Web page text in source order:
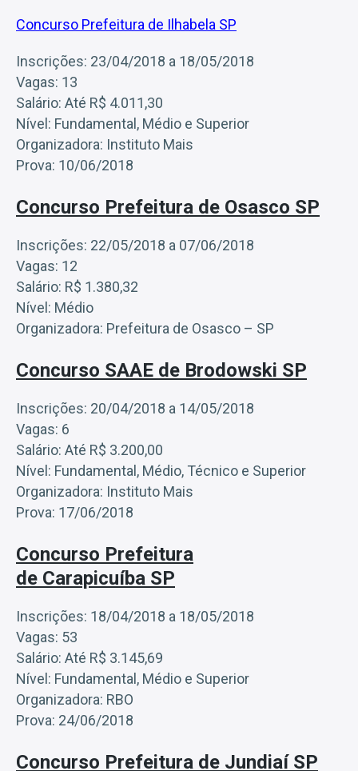
Concurso Prefeitura de Ilhabela SP
Inscrições: 23/04/2018 a 18/05/2018
Vagas: 13
Salário: Até R$ 4.011,30
Nível: Fundamental, Médio e Superior
Organizadora: Instituto Mais
Prova: 10/06/2018
Concurso Prefeitura de Osasco SP
Inscrições: 22/05/2018 a 07/06/2018
Vagas: 12
Salário: R$ 1.380,32
Nível: Médio
Organizadora: Prefeitura de Osasco – SP
Concurso SAAE de Brodowski SP
Inscrições: 20/04/2018 a 14/05/2018
Vagas: 6
Salário: Até R$ 3.200,00
Nível: Fundamental, Médio, Técnico e Superior
Organizadora: Instituto Mais
Prova: 17/06/2018
Concurso Prefeitura
de Carapicuíba SP
Inscrições: 18/04/2018 a 18/05/2018
Vagas: 53
Salário: Até R$ 3.145,69
Nível: Fundamental, Médio e Superior
Organizadora: RBO
Prova: 24/06/2018
Concurso Prefeitura de Jundiaí SP